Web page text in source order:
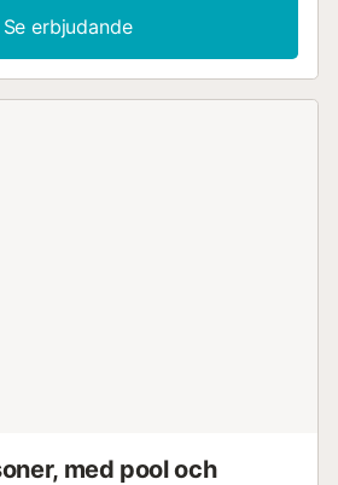
Se erbjudande
med pool och